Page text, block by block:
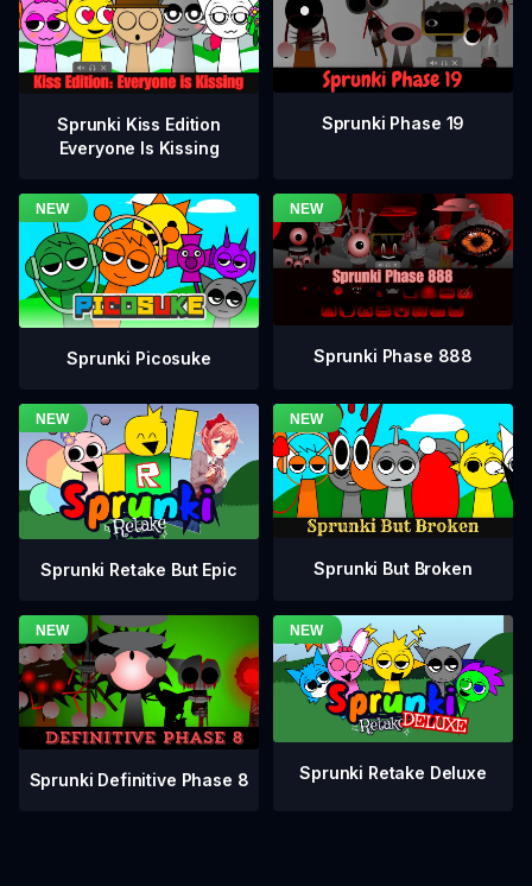
Sprunki Kiss Edition
Everyone Is Kissing
Sprunki Phase 19
Sprunki Picosuke Sprunki Phase 888
Sprunki Retake But Epic Sprunki But Broken
Sprunki Definitive Phase 8 Sprunki Retake Deluxe